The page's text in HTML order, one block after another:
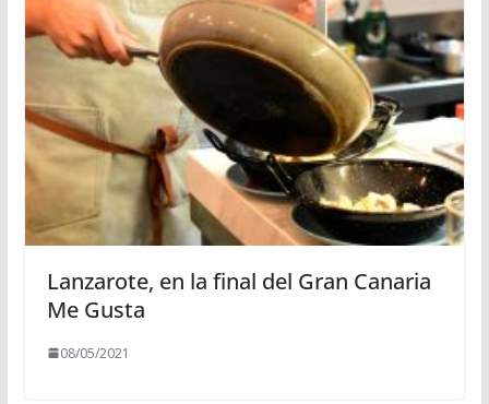
Lanzarote, en la final del Gran Canaria
Me Gusta
08/05/2021